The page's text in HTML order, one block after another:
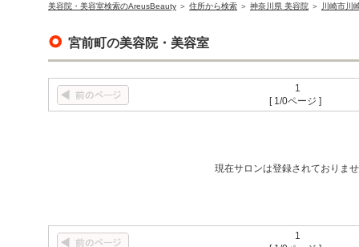
美容院・美容室検索のAreusBeauty ＞ 住所から検索 ＞ 神奈川県 美容院 ＞ 川崎市川
宮前町の美容院・美容室
1
[ 1/0ページ ]
現在サロンは登録されておりま
1